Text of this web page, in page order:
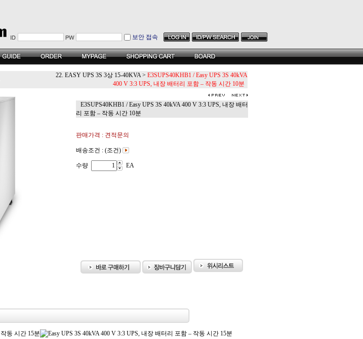
보안 접속
22. EASY UPS 3S 3상 15-40KVA > E3SUPS40KHB1 / Easy UPS 3S 40kVA
400 V 3:3 UPS, 내장 배터리 포함 – 작동 시간 10분
E3SUPS40KHB1 / Easy UPS 3S 40kVA 400 V 3:3 UPS, 내장 배터
리 포함 – 작동 시간 10분
판매가격 : 견적문의
배송조건 : (조건)
수량 EA